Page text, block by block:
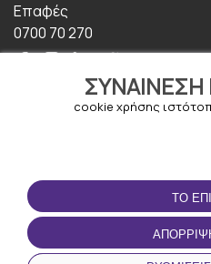
ΣΥΝΑΊΝΕΣΗ
cookie χρήσης
ΤΟ
Επαφές
0700 70 270
ΟΡΟΙ ΧΡΉΣΗΣ
Οροι και Προϋποθέσεις
Πολιτική απορρήτου